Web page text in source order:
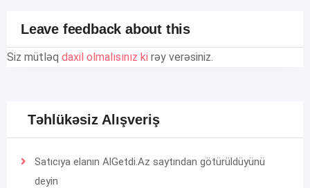
Leave feedback about this
Siz mütləq daxil olmalısınız ki rəy verəsiniz.
Təhlükəsiz Alışveriş
Satıcıya elanın AlGetdi.Az saytından götürüldüyünü
deyin